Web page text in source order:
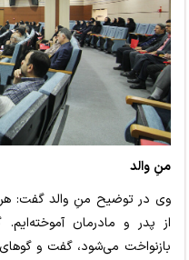
منِ والد
وی در توضیح منِ والد گفت:
از پدر و مادرمان
بازنواخت می‌شود، گفت و